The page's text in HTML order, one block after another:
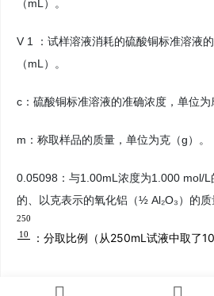
（mL）。
V 1 ：试样溶液消耗的硫酸铜标准溶液
（mL）。
c：硫酸铜标准溶液的准确浓度，单位为
m：称取样品的质量，单位为克（g）。
0.05098：与1.00mL浓度为1.000 mol/L
的、以克表示的氧化铝（½ Al₂O₃）的质
250
10
：分取比例（从250mL试液中取了